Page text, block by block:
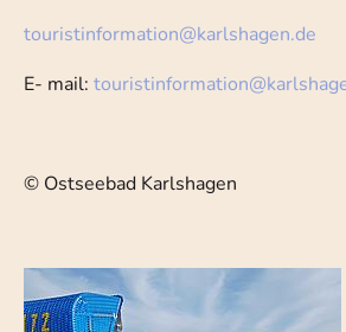
touristinformation@karlshagen.de
E- mail: touristinformation@
© Ostseebad Karlshagen